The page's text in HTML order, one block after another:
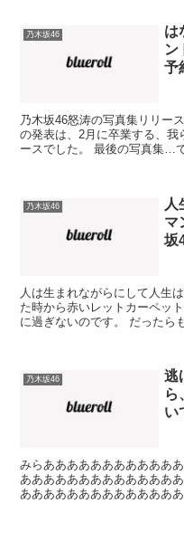
乃木坂46
は
ン
予
乃木坂46怒涛の写真集リリー
の発表は、2月に卒業する、我
ースでした。 最後の写真集…
乃木坂46
人
マ
坂
人は生まれながらにして人生
た時から赤いレットカーペッ
に過ぎないのです。 だったら
乃木坂46
逃
ら
い
みらあああああああああああ
あああああああああああああ
あああああああああああああ